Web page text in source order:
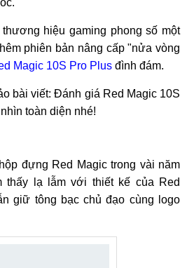
hiệu gaming phong số một
phiên bản nâng cấp "nửa vòng
Magic 10S Pro Plus đình đám.
bài viết: Đánh giá Red Magic 10S
toàn diện nhé!
đựng Red Magic trong vài năm
thấy lạ lẫm với thiết kế của Red
giữ tông bạc chủ đạo cùng logo